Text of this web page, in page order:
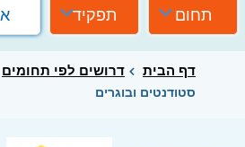
תחום תפקיד
דף הבית דרושים לפי תחומים
סטודנטים ובוגרים